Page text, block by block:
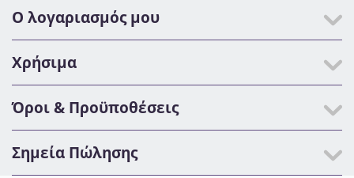
Ο λογαριασμός μου
Χρήσιμα
Όροι & Προϋποθέσεις
Σημεία Πώλησης